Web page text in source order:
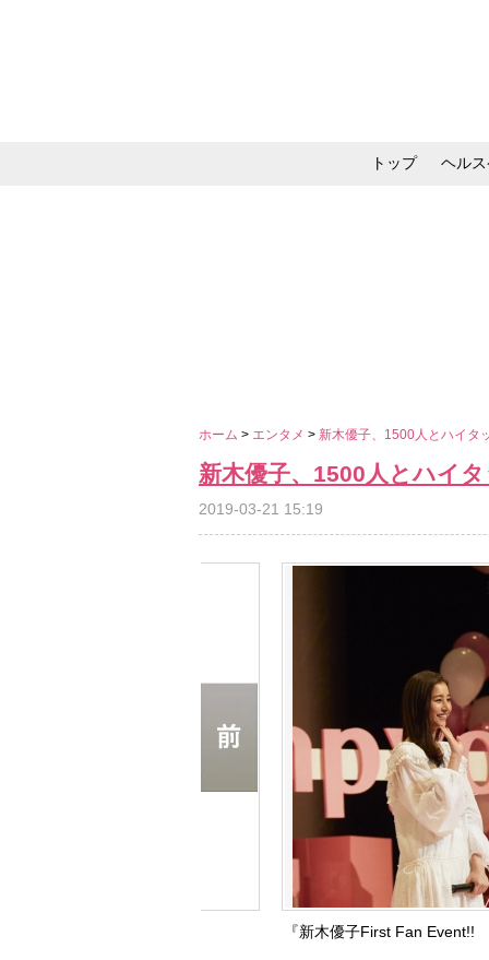
トップ ヘル
ホーム > エンタメ > 新木優子、1500人とハイタ
新木優子、1500人とハイ
2019-03-21 15:19
『新木優子First Fan